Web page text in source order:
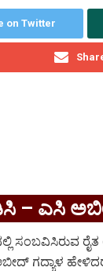
on Twitter
– ಎಸಿ
ರೈತ
ಗದ್ಯಾಳ